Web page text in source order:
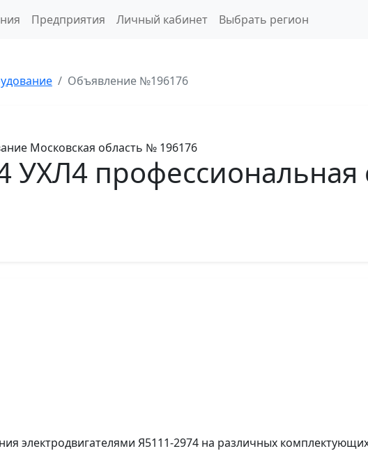
Предприятия Личный кабинет Выбрать регион
Объявление №196176
Московская область № 196176
УХЛ4 профессиональная
электродвигателями Я5111-2974 на различных